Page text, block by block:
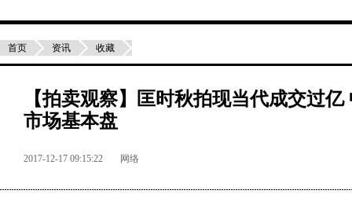
首页 资讯 收藏
【拍卖观察】匡时秋拍现当代成交过
市场基本盘
2017-12-17 09:15:22 网络